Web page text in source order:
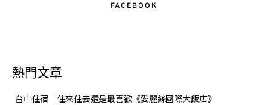
FACEBOOK
熱門文章
台中住宿｜住來住去還是最喜歡《愛麗絲國際大飯店》